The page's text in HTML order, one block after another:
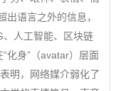
出语言之外的信息，
人工智能、区块链
化身”（avatar）层面
明，网络媒介弱化了